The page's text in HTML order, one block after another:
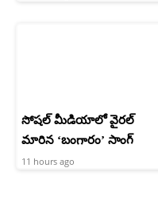
సోషల్ మీడియాలో వైరల్
మారిన ‘బంగారం’ సాంగ్
11 hours ago